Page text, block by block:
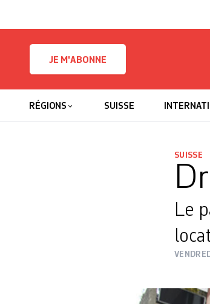
JE M'ABONNE
RÉGIONS SUISSE
SUISSE
Le